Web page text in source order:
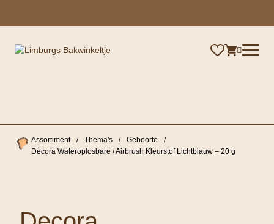
Assortiment / Thema's / Geboorte
/
Decora Wateroplosbare / Airbrush Kleurstof Lichtblauw – 20 g